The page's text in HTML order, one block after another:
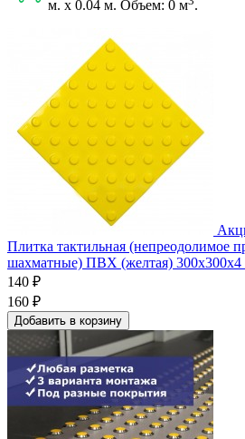
м. x 0.04 м. Объем: 0 м .
Плитка тактильная (непреодолимое
шахматные) ПВХ (желтая)
140 ₽
160 ₽
Добавить в корзину